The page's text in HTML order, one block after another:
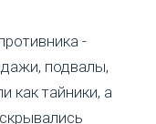
-
подвалы,
как тайники, а